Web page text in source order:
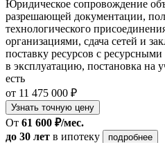
Юридическое сопровождение
разрешающей документации,
технологического
организациями, сдача сетей и
поставку ресурсов с
в эксплуатацию, постановка на
есть
от 11 475 000 ₽
Узнать точную цену
От 61 600 ₽/мес.
до 30 лет в ипотеку подробнее